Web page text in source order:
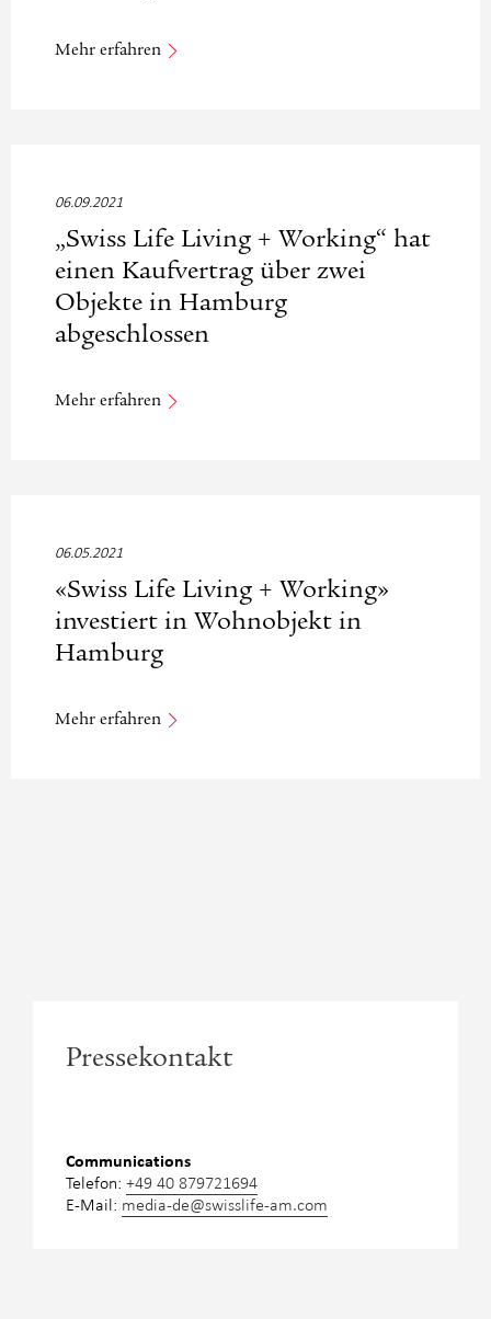
Mehr erfahren
„Swiss Life Living + Working“ hat
einen Kaufvertrag über zwei
Objekte in Hamburg
abgeschlossen
06.09.2021
Mehr erfahren
«Swiss Life Living + Working»
investiert in Wohnobjekt in
Hamburg
06.05.2021
Mehr erfahren
Pressekontakt
Communications
Telefon: +49 40 879721694
E-Mail: media-de@swisslife-am.com